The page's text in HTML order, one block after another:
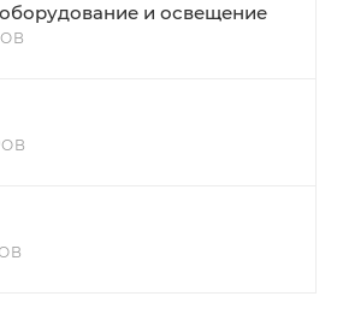
и освещение